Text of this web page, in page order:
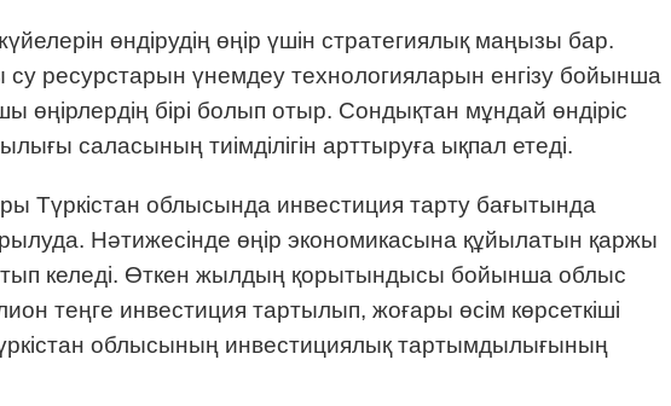
өндірудің өңір үшін стратегиялық маңызы бар.
су ресурстарын үнемдеу технологияларын енгізу бойынша
өңірлердің бірі болып отыр. Сондықтан мұндай өндіріс
саласының тиімділігін арттыруға ықпал етеді.
Түркістан облысында инвестиция тарту бағытында
Нәтижесінде өңір экономикасына құйылатын қаржы
келеді. Өткен жылдың қорытындысы бойынша облыс
теңге инвестиция тартылып, жоғары өсім көрсеткіші
облысының инвестициялық тартымдылығының